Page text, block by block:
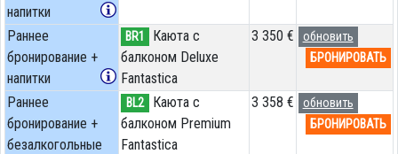
напитки
Раннее
бронирование +
напитки
BR1
Каюта с
балконом Deluxe
Fantastica
3 350 €
обновить
БРОНИРОВАТЬ
Раннее
бронирование +
безалкогольные
BL2
Каюта с
балконом Premium
Fantastica
3 358 €
обновить
БРОНИРОВАТЬ